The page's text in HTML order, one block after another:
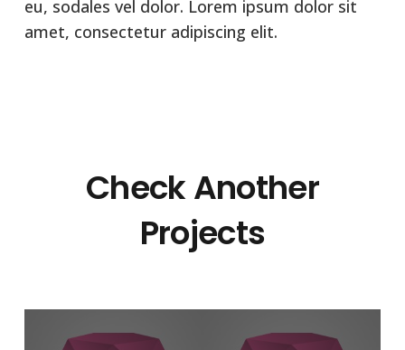
eu, sodales vel dolor. Lorem ipsum dolor sit
amet, consectetur adipiscing elit.
Check Another
Projects